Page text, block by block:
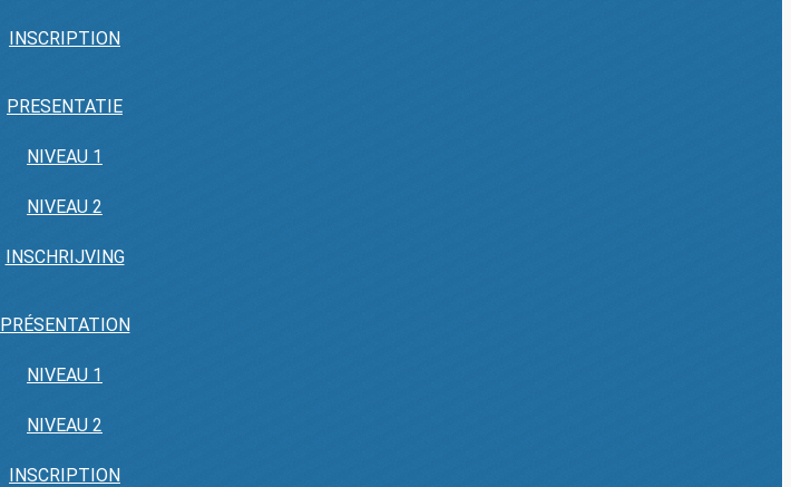
INSCRIPTION
PRESENTATIE
NIVEAU 1
NIVEAU 2
INSCHRIJVING
PRÉSENTATION
NIVEAU 1
NIVEAU 2
INSCRIPTION